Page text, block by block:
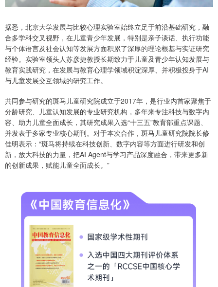
据悉，北京大学发展与比较心理实验室始终立足于前沿基础研究，融
合多学科交叉视野，在儿童青少年发展，特别是亲子谈话、执行功能
与个体语言及社会认知等发展方面积累了深厚的理论根基与实证研究
经验。实验室领头人苏彦捷教授长期致力于儿童及青少年认知发展与
教育实践研究，在发展与教育心理学领域积淀深厚、并积极投身于AI
与儿童发展交互领域的研究工作。
共同参与研究的斑马儿童研究院成立于2017年，是行业内首家聚焦于
分龄研究、儿童认知发展的专业研究机构，多年来专注科技与数字内
容、助力儿童全面成长，其研究成果入选“十三五”教育部重点课题、
并发表于多家专业核心期刊。对于本次合作，斑马儿童研究院院长修
佳明表示：“斑马将持续在科技创新、数字内容等方面进行研发和创
新，放大科技的力量，把AI Agent与学习产品深度融合，带来更多新
的创新成果，赋能儿童全面成长。”